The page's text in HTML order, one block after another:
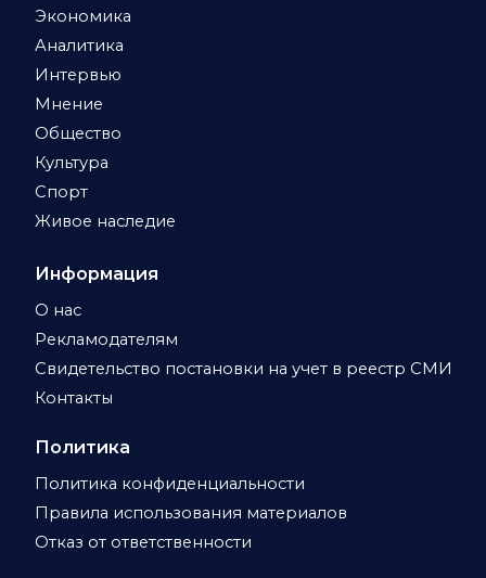
Экономика
Аналитика
Интервью
Мнение
Общество
Культура
Спорт
Живое наследие
Информация
О нас
Рекламодателям
Свидетельство постановки на учет в реестр СМИ
Контакты
Политика
Политика конфиденциальности
Правила использования материалов
Отказ от ответственности